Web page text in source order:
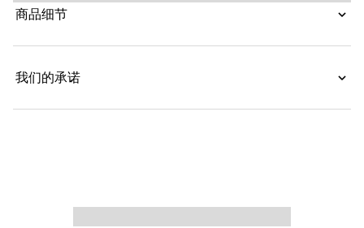
商品细节
我们的承诺